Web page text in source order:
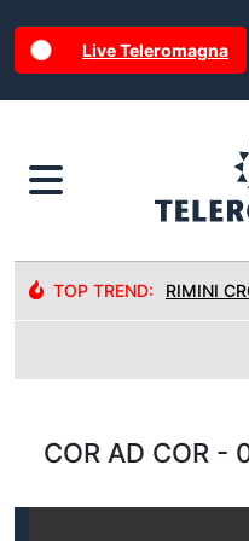
Live Teleromagna
TOP TREND: RIMINI
COR AD COR